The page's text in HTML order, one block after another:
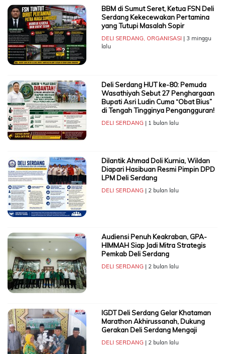
BBM di Sumut Seret, Ketua FSN Deli
Serdang Kekecewakan Pertamina
yang Tutupi Masalah Sopir
DELI SERDANG, ORGANISASI | 3 minggu
lalu
Deli Serdang HUT ke-80: Pemuda
Wasathiyah Sebut 27 Penghargaan
Bupati Asri Ludin Cuma “Obat Bius”
di Tengah Tingginya Pengangguran!
DELI SERDANG | 1 bulan lalu
Dilantik Ahmad Doli Kurnia, Wildan
Diapari Hasibuan Resmi Pimpin DPD
LPM Deli Serdang
DELI SERDANG | 2 bulan lalu
Audiensi Penuh Keakraban, GPA-
HIMMAH Siap Jadi Mitra Strategis
Pemkab Deli Serdang
DELI SERDANG | 2 bulan lalu
IGDT Deli Serdang Gelar Khataman
Marathon Akhirussanah, Dukung
Gerakan Deli Serdang Mengaji
DELI SERDANG | 2 bulan lalu